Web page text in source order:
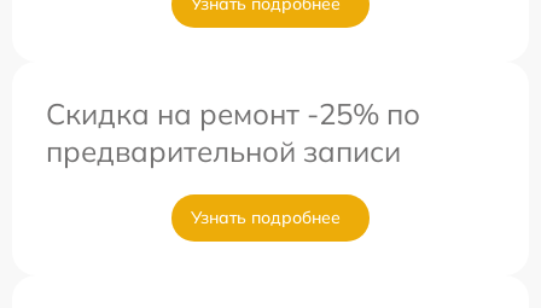
Скидка на ремонт -25% по
предварительной записи
Узнать подробнее